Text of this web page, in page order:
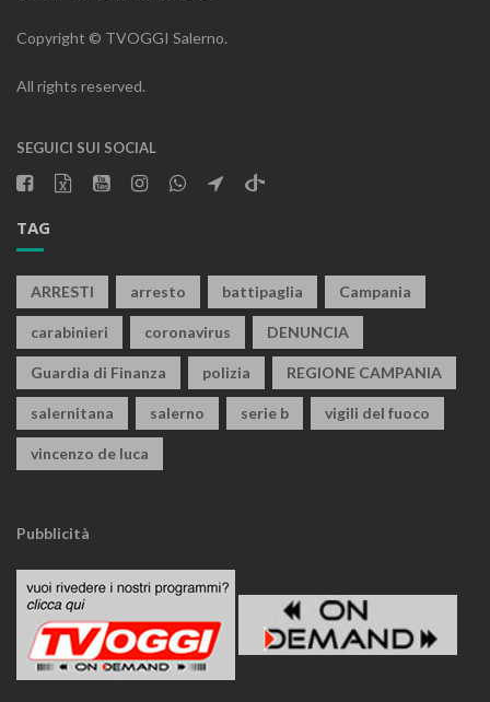
Copyright © TVOGGI Salerno.
All rights reserved.
SEGUICI SUI SOCIAL
TAG
ARRESTI arresto battipaglia Campania
carabinieri coronavirus DENUNCIA
Guardia di Finanza polizia REGIONE CAMPANIA
salernitana salerno serie b vigili del fuoco
vincenzo de luca
Pubblicità